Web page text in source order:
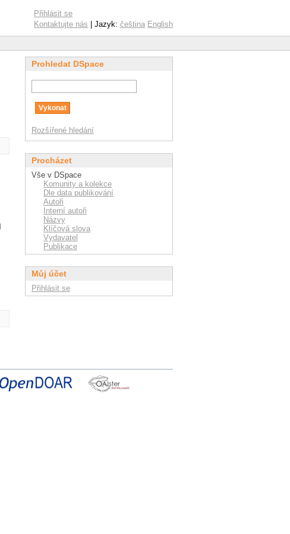
Přihlásit se
Kontaktujte nás | Jazyk: čeština English
Prohledat DSpace
Rozšířené hledání
Procházet
Vše v DSpace
Komunity a kolekce
Dle data publikování
Autoři
Interní autoři
Názvy
Klíčová slova
Vydavatel
Publikace
Můj účet
Přihlásit se